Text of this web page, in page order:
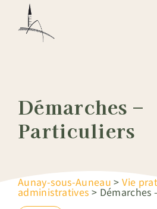
Démarches –
Particuliers
Aunay-sous-Auneau >Vie
administratives > Démarches